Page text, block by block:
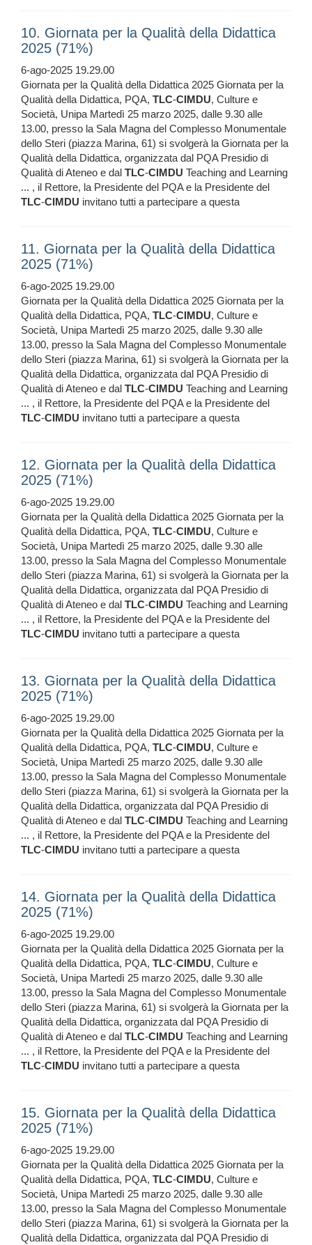
10. Giornata per la Qualità della Didattica
2025 (71%)
6-ago-2025 19.29.00
Giornata per la Qualità della Didattica 2025 Giornata per la
Qualità della Didattica, PQA, TLC-CIMDU, Culture e
Società, Unipa Martedì 25 marzo 2025, dalle 9.30 alle
13.00, presso la Sala Magna del Complesso Monumentale
dello Steri (piazza Marina, 61) si svolgerà la Giornata per la
Qualità della Didattica, organizzata dal PQA Presidio di
Qualità di Ateneo e dal TLC-CIMDU Teaching and Learning
... , il Rettore, la Presidente del PQA e la Presidente del
TLC-CIMDU invitano tutti a partecipare a questa
11. Giornata per la Qualità della Didattica
2025 (71%)
6-ago-2025 19.29.00
Giornata per la Qualità della Didattica 2025 Giornata per la
Qualità della Didattica, PQA, TLC-CIMDU, Culture e
Società, Unipa Martedì 25 marzo 2025, dalle 9.30 alle
13.00, presso la Sala Magna del Complesso Monumentale
dello Steri (piazza Marina, 61) si svolgerà la Giornata per la
Qualità della Didattica, organizzata dal PQA Presidio di
Qualità di Ateneo e dal TLC-CIMDU Teaching and Learning
... , il Rettore, la Presidente del PQA e la Presidente del
TLC-CIMDU invitano tutti a partecipare a questa
12. Giornata per la Qualità della Didattica
2025 (71%)
6-ago-2025 19.29.00
Giornata per la Qualità della Didattica 2025 Giornata per la
Qualità della Didattica, PQA, TLC-CIMDU, Culture e
Società, Unipa Martedì 25 marzo 2025, dalle 9.30 alle
13.00, presso la Sala Magna del Complesso Monumentale
dello Steri (piazza Marina, 61) si svolgerà la Giornata per la
Qualità della Didattica, organizzata dal PQA Presidio di
Qualità di Ateneo e dal TLC-CIMDU Teaching and Learning
... , il Rettore, la Presidente del PQA e la Presidente del
TLC-CIMDU invitano tutti a partecipare a questa
13. Giornata per la Qualità della Didattica
2025 (71%)
6-ago-2025 19.29.00
Giornata per la Qualità della Didattica 2025 Giornata per la
Qualità della Didattica, PQA, TLC-CIMDU, Culture e
Società, Unipa Martedì 25 marzo 2025, dalle 9.30 alle
13.00, presso la Sala Magna del Complesso Monumentale
dello Steri (piazza Marina, 61) si svolgerà la Giornata per la
Qualità della Didattica, organizzata dal PQA Presidio di
Qualità di Ateneo e dal TLC-CIMDU Teaching and Learning
... , il Rettore, la Presidente del PQA e la Presidente del
TLC-CIMDU invitano tutti a partecipare a questa
14. Giornata per la Qualità della Didattica
2025 (71%)
6-ago-2025 19.29.00
Giornata per la Qualità della Didattica 2025 Giornata per la
Qualità della Didattica, PQA, TLC-CIMDU, Culture e
Società, Unipa Martedì 25 marzo 2025, dalle 9.30 alle
13.00, presso la Sala Magna del Complesso Monumentale
dello Steri (piazza Marina, 61) si svolgerà la Giornata per la
Qualità della Didattica, organizzata dal PQA Presidio di
Qualità di Ateneo e dal TLC-CIMDU Teaching and Learning
... , il Rettore, la Presidente del PQA e la Presidente del
TLC-CIMDU invitano tutti a partecipare a questa
15. Giornata per la Qualità della Didattica
2025 (71%)
6-ago-2025 19.29.00
Giornata per la Qualità della Didattica 2025 Giornata per la
Qualità della Didattica, PQA, TLC-CIMDU, Culture e
Società, Unipa Martedì 25 marzo 2025, dalle 9.30 alle
13.00, presso la Sala Magna del Complesso Monumentale
dello Steri (piazza Marina, 61) si svolgerà la Giornata per la
Qualità della Didattica, organizzata dal PQA Presidio di